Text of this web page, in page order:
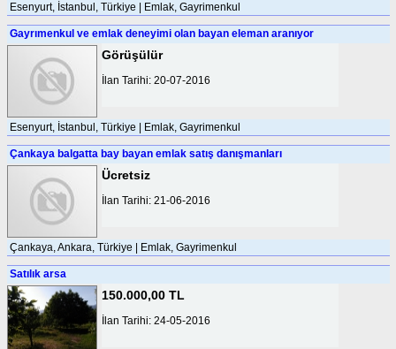
Esenyurt, İstanbul, Türkiye | Emlak, Gayrimenkul
Gayrımenkul ve emlak deneyimi olan bayan eleman aranıyor
Görüşülür
İlan Tarihi: 20-07-2016
Esenyurt, İstanbul, Türkiye | Emlak, Gayrimenkul
Çankaya balgatta bay bayan emlak satış danışmanları
Ücretsiz
İlan Tarihi: 21-06-2016
Çankaya, Ankara, Türkiye | Emlak, Gayrimenkul
Satılık arsa
150.000,00 TL
İlan Tarihi: 24-05-2016